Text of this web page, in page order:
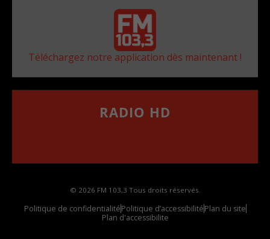
Téléchargez notre application dès maintenant !
RADIO HD
© 2026 FM 103,3 Tous droits réservés.
Politique de confidentialitéPolitique d’accessibilitéPlan du site
Plan d'accessibilite